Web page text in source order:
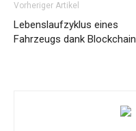
Vorheriger Artikel
Lebenslaufzyklus eines
Fahrzeugs dank Blockchain